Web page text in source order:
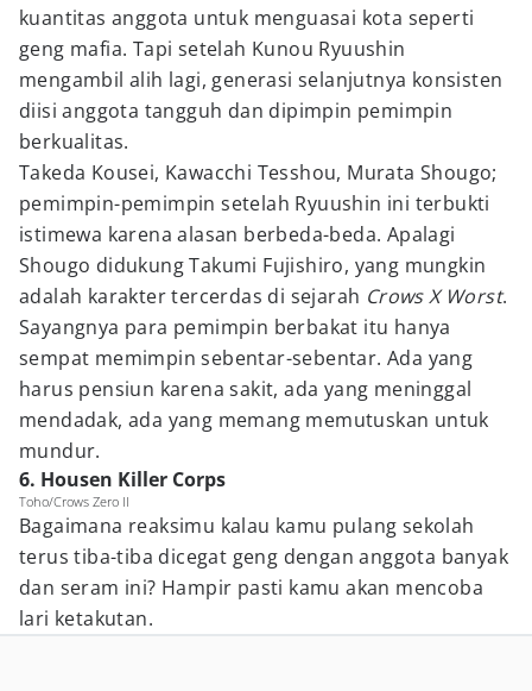
kuantitas anggota untuk menguasai kota seperti
geng mafia. Tapi setelah Kunou Ryuushin
mengambil alih lagi, generasi selanjutnya konsisten
diisi anggota tangguh dan dipimpin pemimpin
berkualitas.
Takeda Kousei, Kawacchi Tesshou, Murata Shougo;
pemimpin-pemimpin setelah Ryuushin ini terbukti
istimewa karena alasan berbeda-beda. Apalagi
Shougo didukung Takumi Fujishiro, yang mungkin
adalah karakter tercerdas di sejarah Crows X Worst.
Sayangnya para pemimpin berbakat itu hanya
sempat memimpin sebentar-sebentar. Ada yang
harus pensiun karena sakit, ada yang meninggal
mendadak, ada yang memang memutuskan untuk
mundur.
6. Housen Killer Corps
Toho/Crows Zero II
Bagaimana reaksimu kalau kamu pulang sekolah
terus tiba-tiba dicegat geng dengan anggota banyak
dan seram ini? Hampir pasti kamu akan mencoba
lari ketakutan.